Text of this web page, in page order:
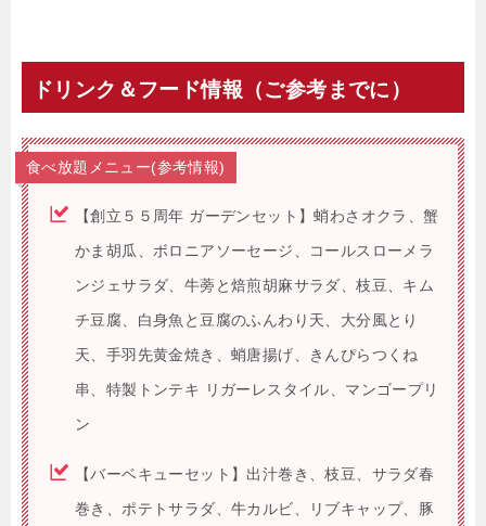
ドリンク＆フード情報（ご参考までに）
食べ放題メニュー(参考情報)
【創立５５周年 ガーデンセット】蛸わさオクラ、蟹
かま胡瓜、ボロニアソーセージ、コールスローメラ
ンジェサラダ、牛蒡と焙煎胡麻サラダ、枝豆、キム
チ豆腐、白身魚と豆腐のふんわり天、大分風とり
天、手羽先黄金焼き、蛸唐揚げ、きんぴらつくね
串、特製トンテキ リガーレスタイル、マンゴープリ
ン
【バーベキューセット】出汁巻き、枝豆、サラダ春
巻き、ポテトサラダ、牛カルビ、リブキャップ、豚